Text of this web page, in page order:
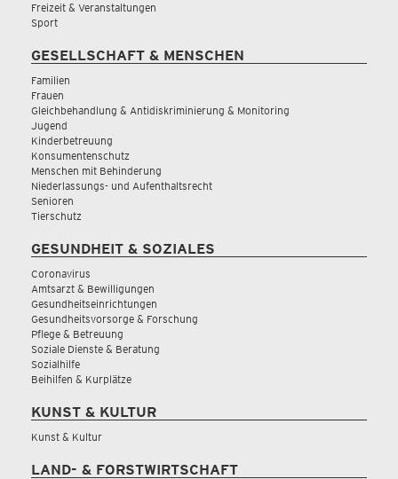
Freizeit & Veranstaltungen
Sport
GESELLSCHAFT & MENSCHEN
Familien
Frauen
Gleichbehandlung & Antidiskriminierung & Monitoring
Jugend
Kinderbetreuung
Konsumentenschutz
Menschen mit Behinderung
Niederlassungs- und Aufenthaltsrecht
Senioren
Tierschutz
GESUNDHEIT & SOZIALES
Coronavirus
Amtsarzt & Bewilligungen
Gesundheitseinrichtungen
Gesundheitsvorsorge & Forschung
Pflege & Betreuung
Soziale Dienste & Beratung
Sozialhilfe
Beihilfen & Kurplätze
KUNST & KULTUR
Kunst & Kultur
LAND- & FORSTWIRTSCHAFT